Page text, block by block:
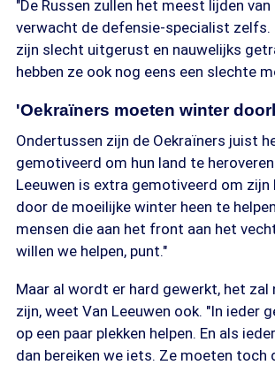
"De Russen zullen het meest lijden van
verwacht de defensie-specialist zelfs.
zijn slecht uitgerust en nauwelijks
hebben ze ook nog eens een slechte
'Oekraïners moeten winter
Ondertussen zijn de Oekraïners juist
gemotiveerd om hun land te
Leeuwen is extra gemotiveerd om zijn
door de moeilijke winter heen te
mensen die aan het front aan het
willen we helpen, punt."
Maar al wordt er hard gewerkt, het zal
zijn, weet Van Leeuwen ook. "In ieder
op een paar plekken helpen. En als
dan bereiken we iets. Ze moeten toch